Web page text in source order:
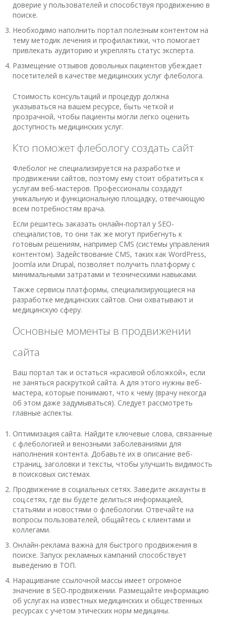
доверие у пользователей и способствуя продвижению в
поиске.
Необходимо наполнить портал полезным контентом на
тему методик лечения и профилактики, что помогает
привлекать аудиторию и укреплять статус эксперта.
Размещение отзывов довольных пациентов убеждает
посетителей в качестве медицинских услуг флеболога.
Стоимость консультаций и процедур должна
указываться на вашем ресурсе, быть четкой и
прозрачной, чтобы пациенты могли легко оценить
доступность медицинских услуг.
Кто поможет флебологу создать сайт
Флеболог не специализируется на разработке и
продвижении сайтов, поэтому ему стоит обратиться к
услугам веб-мастеров. Профессионалы создадут
уникальную и функциональную площадку, отвечающую
всем потребностям врача.
Если решитесь заказать онлайн-портал у SEO-
специалистов, то они так же могут прибегнуть к
готовым решениям, например CMS (системы управления
контентом). Задействование CMS, таких как WordPress,
Joomla или Drupal, позволяет получить платформу с
минимальными затратами и техническими навыками.
Также сервисы платформы, специализирующиеся на
разработке медицинских сайтов. Они охватывают и
медицинскую сферу.
Основные моменты в продвижении
сайта
Ваш портал так и остаться «красивой обложкой», если
не заняться раскруткой сайта. А для этого нужны веб-
мастера, которые понимают, что к чему (врачу некогда
об этом даже задумываться). Следует рассмотреть
главные аспекты.
Оптимизация сайта. Найдите ключевые слова, связанные
с флебологией и венозными заболеваниями для
наполнения контента. Добавьте их в описание веб-
страниц, заголовки и тексты, чтобы улучшить видимость
в поисковых системах.
Продвижение в социальных сетях. Заведите аккаунты в
соц.сетях, где вы будете делиться информацией,
статьями и новостями о флебологии. Отвечайте на
вопросы пользователей, общайтесь с клиентами и
коллегами.
Онлайн-реклама важна для быстрого продвижения в
поиске. Запуск рекламных кампаний способствует
выведению в ТОП.
Наращивание ссылочной массы имеет огромное
значение в SEO-продвижении. Размещайте информацию
об услугах на известных медицинских и общественных
ресурсах с учетом этических норм медицины.